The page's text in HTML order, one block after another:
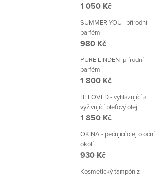
1 050 Kč
SUMMER YOU - přírodní
parfém
980 Kč
PURE LINDEN- přírodní
parfém
1 800 Kč
BELOVED - vyhlazující a
vyživující pleťový olej
1 850 Kč
OKINA - pečující olej o oční
okolí
930 Kč
Kosmetický tampón z